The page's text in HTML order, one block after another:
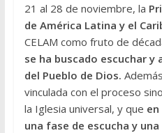
21 al 28 de noviembre, la
de América Latina y el
CELAM como fruto de
se ha buscado escuchar
del Pueblo de Dios.
vinculada con el proceso
la Iglesia universal, y que
una fase de escucha y